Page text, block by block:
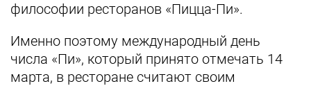
философии ресторанов «Пицца-Пи».
Именно поэтому международный день
числа «Пи», который принято отмечать 14
марта, в ресторане считают своим